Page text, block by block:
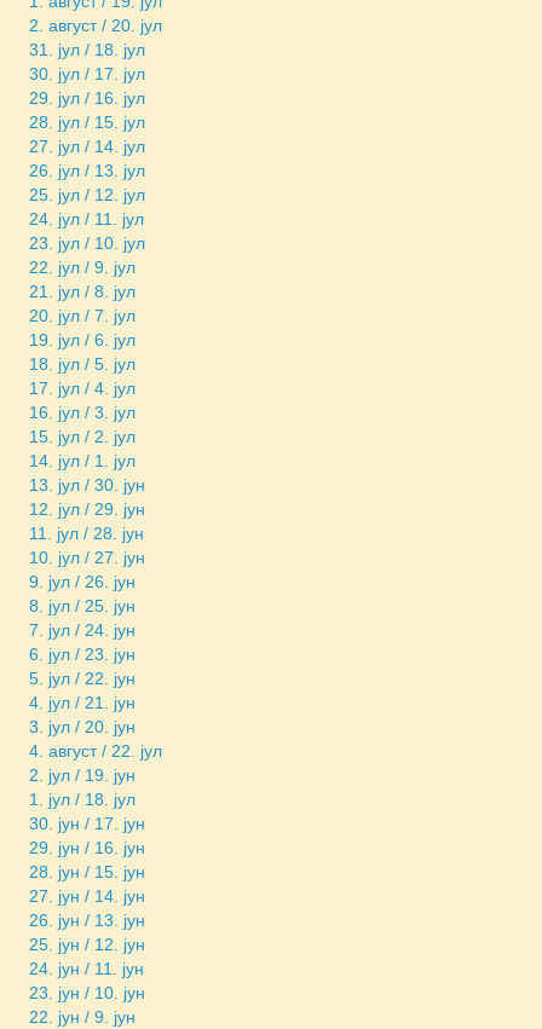
2. август / 20. јул
31. јул / 18. јул
30. јул / 17. јул
29. јул / 16. јул
28. јул / 15. јул
27. јул / 14. јул
26. јул / 13. јул
25. јул / 12. јул
24. јул / 11. јул
23. јул / 10. јул
22. јул / 9. јул
21. јул / 8. јул
20. јул / 7. јул
19. јул / 6. јул
18. јул / 5. јул
17. јул / 4. јул
16. јул / 3. јул
15. јул / 2. јул
14. јул / 1. јул
13. јул / 30. јун
12. јул / 29. јун
11. јул / 28. јун
10. јул / 27. јун
9. јул / 26. јун
8. јул / 25. јун
7. јул / 24. јун
6. јул / 23. јун
5. јул / 22. јун
4. јул / 21. јун
3. јул / 20. јун
4. август / 22. јул
2. јул / 19. јун
1. јул / 18. јул
30. јун / 17. јун
29. јун / 16. јун
28. јун / 15. јун
27. јун / 14. јун
26. јун / 13. јун
25. јун / 12. јун
24. јун / 11. јун
23. јун / 10. јун
22. јун / 9. јун